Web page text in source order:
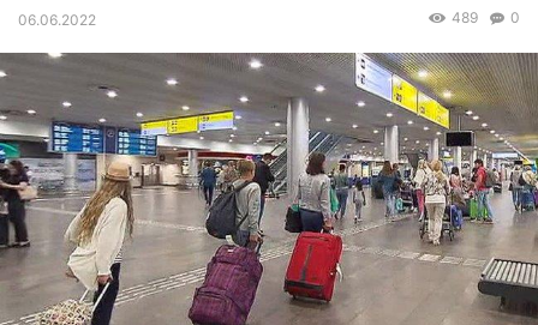
06.06.2022 0
489